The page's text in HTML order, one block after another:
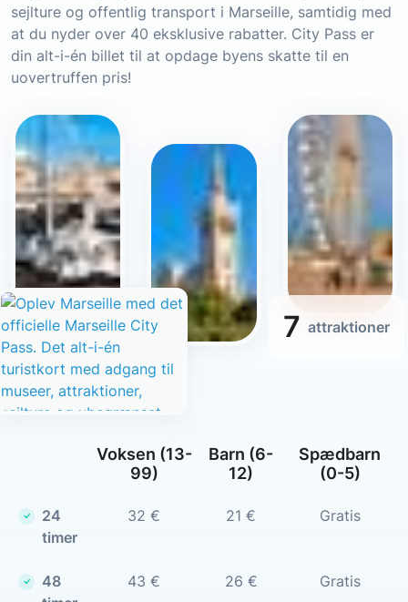
sejlture og offentlig transport i Marseille, samtidig med
at du nyder over 40 eksklusive rabatter. City Pass er
din alt-i-én billet til at opdage byens skatte til en
uovertruffen pris!
7 attraktioner
Voksen (13-
99)
Barn (6-
12)
Spædbarn
(0-5)
24
timer
32 € 21 € Gratis
48
43 € 26 € Gratis